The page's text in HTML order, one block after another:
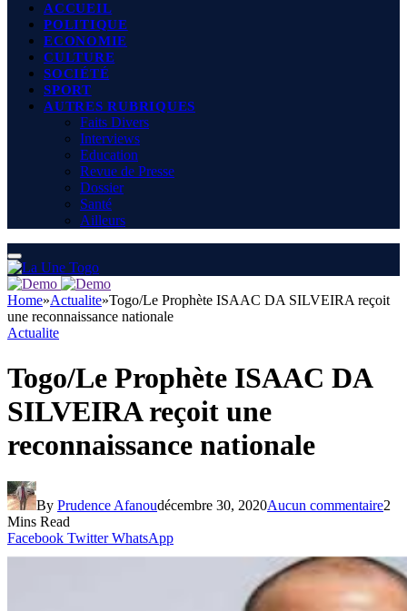
ACCUEIL
POLITIQUE
ECONOMIE
CULTURE
SOCIÉTÉ
SPORT
AUTRES RUBRIQUES
Faits Divers
Interviews
Education
Revue de Presse
Dossier
Santé
Ailleurs
Home»Actualite»Togo/Le Prophète ISAAC DA SILVEIRA reçoit
une reconnaissance nationale
Actualite
Togo/Le Prophète ISAAC DA
SILVEIRA reçoit une
reconnaissance nationale
By Prudence Afanoudécembre 30, 2020Aucun commentaire2
Mins Read
Facebook Twitter WhatsApp